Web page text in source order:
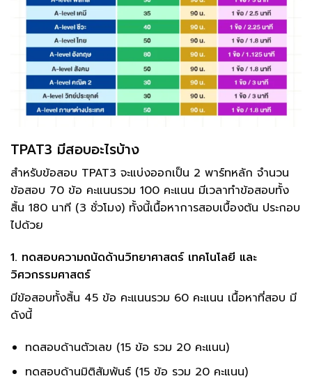
TPAT3 มีสอบอะไรบ้าง
สำหรับข้อสอบ TPAT3 จะแบ่งออกเป็น 2 พาร์ทหลัก จำนวน
ข้อสอบ 70 ข้อ คะแนนรวม 100 คะแนน มีเวลาทำข้อสอบทั้ง
สิ้น 180 นาที (3 ชั่วโมง) ทั้งนี้เนื้อหาการสอบเบื้องต้น ประกอบ
ไปด้วย
1. ทดสอบความถนัดด้านวิทยาศาสตร์ เทคโนโลยี และ
วิศวกรรมศาสตร์
มีข้อสอบทั้งสิ้น 45 ข้อ คะแนนรวม 60 คะแนน เนื้อหาที่สอบ มี
ดังนี้
ทดสอบด้านตัวเลข (15 ข้อ รวม 20 คะแนน)
ทดสอบด้านมิติสัมพันธ์ (15 ข้อ รวม 20 คะแนน)